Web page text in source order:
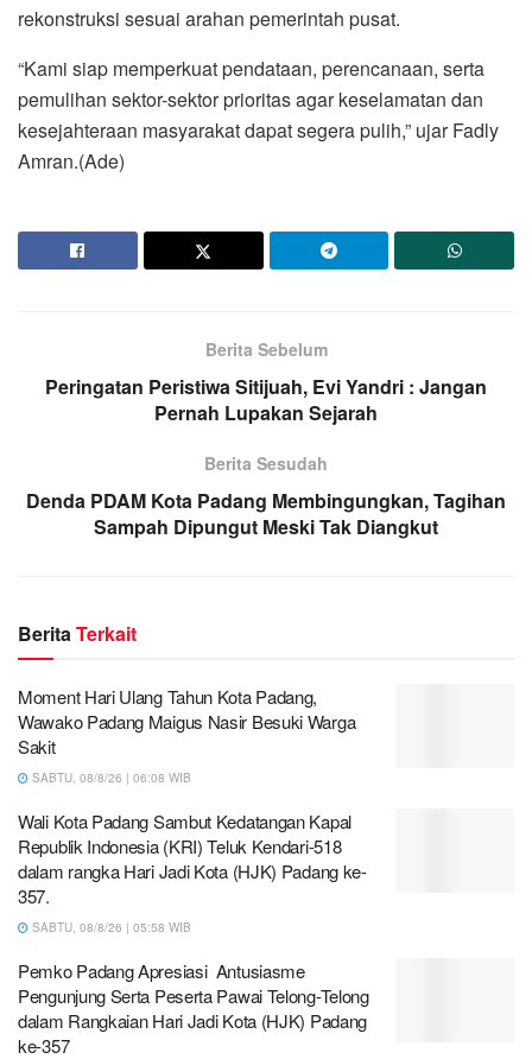
rekonstruksi sesuai arahan pemerintah pusat.
“Kami siap memperkuat pendataan, perencanaan, serta
pemulihan sektor-sektor prioritas agar keselamatan dan
kesejahteraan masyarakat dapat segera pulih,” ujar Fadly
Amran.(Ade)
Berita Sebelum
Peringatan Peristiwa Sitijuah, Evi Yandri : Jangan
Pernah Lupakan Sejarah
Berita Sesudah
Denda PDAM Kota Padang Membingungkan, Tagihan
Sampah Dipungut Meski Tak Diangkut
BeritaTerkait
Moment Hari Ulang Tahun Kota Padang,
Wawako Padang Maigus Nasir Besuki Warga
Sakit
SABTU, 08/8/26 | 06:08 WIB
Wali Kota Padang Sambut Kedatangan Kapal
Republik Indonesia (KRI) Teluk Kendari-518
dalam rangka Hari Jadi Kota (HJK) Padang ke-
357.
SABTU, 08/8/26 | 05:58 WIB
Pemko Padang Apresiasi Antusiasme
Pengunjung Serta Peserta Pawai Telong-Telong
dalam Rangkaian Hari Jadi Kota (HJK) Padang
ke-357